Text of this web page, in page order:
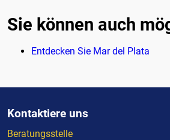
Sie können auch
Entdecken Sie Mar del Plata
Kontaktiere uns
Beratungsstelle